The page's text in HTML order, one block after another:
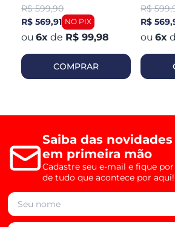
R$ 599,90
R$ 569,91
6x de R$ 99,98
COMPRAR
R$
R$
6x
Saiba das novidades
em primeira mão
Cadastre seu e-mail e fique
de tudo que acontece por aqui!